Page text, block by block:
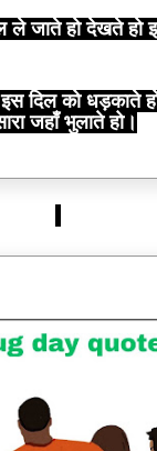
ले जाते हो देखते हो
दिल को धड़काते
जहाँ भुलाते हो।